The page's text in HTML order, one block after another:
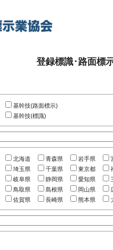
登録標識･路面標
基幹技(路面標示)
基幹技(標識)
北海道 青森県 岩手県
埼玉県
千葉県 東京都
岐阜県
静岡県 愛知県
鳥取県
島根県 岡山県
佐賀県
長崎県 熊本県